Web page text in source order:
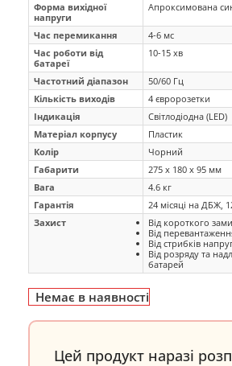
Форма вихідної
напруги
Апроксимована
Час перемикання
4-6 мс
Час роботи від
батареї
10-15 хв
Частотний діапазон
50/60 Гц
Кількість виходів
4 євророзетки
Індикація
Світлодіодна (LED)
Матеріал корпусу
Пластик
Колір
Чорний
Габарити
275 х 180 х 95 мм
Вага
4.6 кг
Гарантія
24 місяці на ДБЖ,
Захист
Від короткого
Від
Від стрибків
Від розряду та
батарей
Немає в наявності
Цей продукт наразі